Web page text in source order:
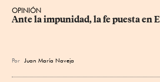
OPINIÓN
Ante la impunidad, la fe puesta en
Por Juan María Naveja